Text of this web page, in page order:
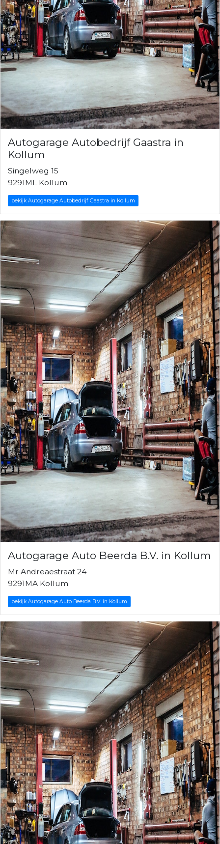
Autogarage Autobedrijf Gaastra in
Kollum
Singelweg 15
9291ML Kollum
bekijk Autogarage Autobedrijf Gaastra in Kollum
Autogarage Auto Beerda B.V. in Kollum
Mr Andreaestraat 24
9291MA Kollum
bekijk Autogarage Auto Beerda B.V. in Kollum